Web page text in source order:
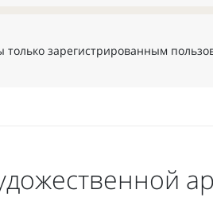
только зарегистрированным